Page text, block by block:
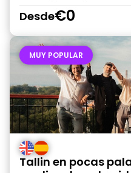
Desde€0
MUY POPULAR
Tallin en pocas